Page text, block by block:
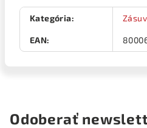
Kategória:
EAN:
Odoberať